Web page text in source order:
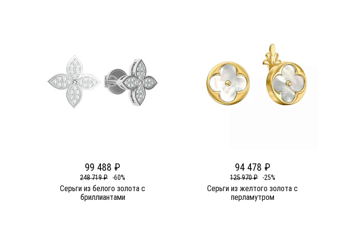
99 488 ₽
248 719 ₽ -60%
Серьги из белого золота c
бриллиантами
94 478 ₽
125 970 ₽ -25%
Серьги из желтого золота c
перламутром